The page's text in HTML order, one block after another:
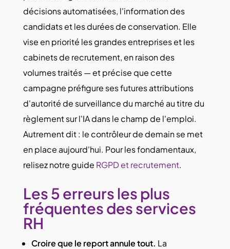
décisions automatisées, l'information des
candidats et les durées de conservation. Elle
vise en priorité les grandes entreprises et les
cabinets de recrutement, en raison des
volumes traités — et précise que cette
campagne préfigure ses futures attributions
d'autorité de surveillance du marché au titre du
règlement sur l'IA dans le champ de l'emploi.
Autrement dit : le contrôleur de demain se met
en place aujourd'hui. Pour les fondamentaux,
relisez notre guide RGPD et recrutement.
Les 5 erreurs les plus
fréquentes des services
RH
Croire que le report annule tout. La